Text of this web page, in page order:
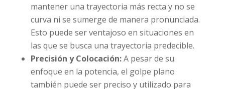
mantener una trayectoria más recta y no se
curva ni se sumerge de manera pronunciada.
Esto puede ser ventajoso en situaciones en
las que se busca una trayectoria predecible.
Precisión y Colocación:A pesar de su
enfoque en la potencia, el golpe plano
también puede ser preciso y utilizado para